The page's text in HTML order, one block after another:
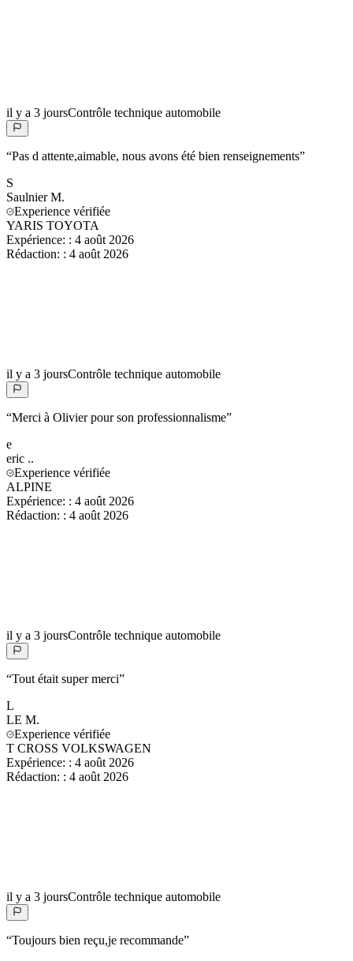
il y a 3 joursContrôle technique automobile
“Pas d attente,aimable, nous avons été bien renseignements”
S
Saulnier M.
Experience vérifiée
YARIS TOYOTA
Expérience: : 4 août 2026
Rédaction: : 4 août 2026
il y a 3 joursContrôle technique automobile
“Merci à Olivier pour son professionnalisme”
e
eric ..
Experience vérifiée
ALPINE
Expérience: : 4 août 2026
Rédaction: : 4 août 2026
il y a 3 joursContrôle technique automobile
“Tout était super merci”
L
LE M.
Experience vérifiée
T CROSS VOLKSWAGEN
Expérience: : 4 août 2026
Rédaction: : 4 août 2026
il y a 3 joursContrôle technique automobile
“Toujours bien reçu,je recommande”